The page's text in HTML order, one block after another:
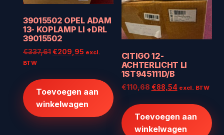
39015502 OPEL ADAM
13- KOPLAMP LI +DRL
39015502
€337,61Oorspronkelijke
€209,95 Huidige
€209,95.
excl.
BTW
Toevoegen aan
winkelwagen
CITIGO 12-
ACHTERLICHT LI
1ST945111D/B
€110,68 Oorspronkelijke
€110,68.
€88,54Huidige
€88,54.
excl. BTW
Toevoegen aan
winkelwagen